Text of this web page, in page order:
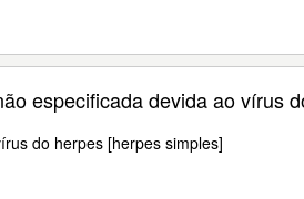
especificada devida ao vírus
do herpes [herpes simples]